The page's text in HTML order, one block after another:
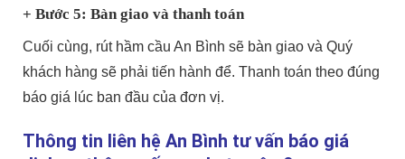
+ Bước 5: Bàn giao và thanh toán
Cuối cùng, rút hầm cầu An Bình sẽ bàn giao và Quý
khách hàng sẽ phải tiến hành để. Thanh toán theo đúng
báo giá lúc ban đầu của đơn vị.
Thông tin liên hệ An Bình tư vấn báo giá